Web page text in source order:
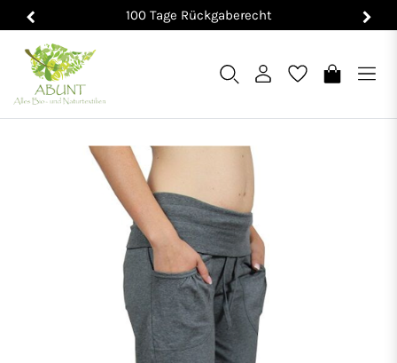
100 Tage Rückgaberecht